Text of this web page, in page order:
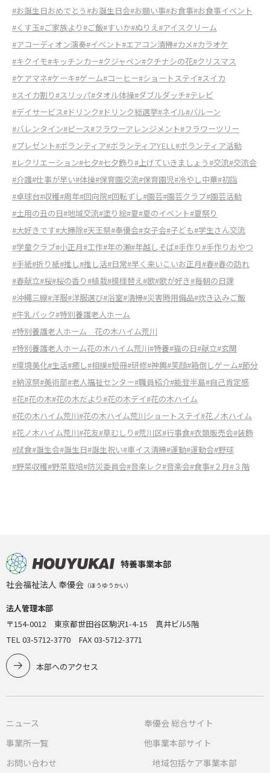
#お誕生日おめでとう#お誕生日会#お願い事#お食事#お食事イベント
#くす玉#ご家族より#ご飯#すいか#ぬりえ#アイスクリーム
#アコーディオン演奏#イベント#エアコン清掃#カメ#カラオケ
#キクイモ#キッチンカー#クジャペン#クチナシの花#クリスマス
#ケアマネ#ケーキ#ゲーム#コーヒー#ショートステイ#スイカ
#スイカ割り#スリッパ#タオル体操#ダブルダッチ#テレビ
#デイサービス#ドリンク#ドリンク総選挙#ネイル#バルーン
#バレンタイン#ピース#フラワーアレンジメント#フラワーツリー
#プレゼント#ボランティア#ボランティアYELL#ボランティア活動
#レクリエーション#七夕#七夕飾り#上げていきましょう#交流#交流会
#介護#仕事が早い#体操#保育園交流#保育園児#冷やし中華#初詣
#卓球台#収穫#周年#回向院#回転ずし#園芸#園芸クラブ#園芸活動
#土用の丑の日#地域交流#塗り絵#夏#夏のイベント#夏祭り
#大好きです#大掃除#天王祭#奉優会#女子会#子ども#学生さん交流
#学童クラブ#小正月#工作#年の瀬#年越しそば#手作り#手作りおやつ
#手紙#折り紙#推し#推し活#日常#早く来いこいお正月#春#春の訪れ
#春献立#桜#桜の香り#植栽#模様替え#歌#歌が好き#毎朝の日課
#沖縄三線#洋服#洋服選び#浴室#清掃#災害時用備品#炊き込みご飯
#牛乳パック#特別養護老人ホーム
#特別養護老人ホーム 花の木ハイム荒川
#特別養護老人ホーム花の木ハイム荒川#特養#猫の日#献立#玄関
#環境美化#生活#癒し#相撲#短冊#研修#神輿#笑顔#箱倒しゲーム#節分
#納涼祭#美術部#老人福祉センター#職員紹介#能登半島#自己肯定感
#花#花の木#花の木だより#花の木デイ#花の木ハイム
#花の木ハイム荒川#花の木ハイム荒川ショートステイ#花ノ木ハイム
#花ノ木ハイム荒川#花友#草むしり#荒川区#行事食#衣類販売会#装飾
#試食#誕生会#誕生日#誕生祝い#車イス清掃#運動#運動会#野球
#野菜収穫#野菜栽培#防災委員会#音楽レク#音楽会#食事#２月#３階
特養事業本部
社会福祉法人 奉優会 （ほうゆうかい）
法人管理本部
〒154-0012 東京都世田谷区駒沢1-4-15 真井ビル5階
TEL 03-5712-3770 FAX 03-5712-3771
本部へのアクセス
ニュース
事業所一覧
お問い合わせ
奉優会 総合サイト
他事業本部サイト
地域包括ケア事業本部